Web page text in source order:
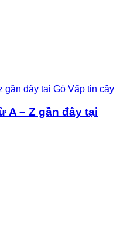
A – Z gần đây tại